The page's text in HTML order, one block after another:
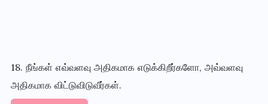
18. நீங்கள் எவ்வளவு அதிகமாக எடுக்கிறீர்களோ, அவ்வளவு
அதிகமாக விட்டுவிடுவீர்கள்.